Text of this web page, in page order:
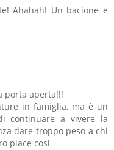
Ahahah! Un bacione e
porta aperta!!!
in famiglia, ma è un
continuare a vivere la
dare troppo peso a chi
piace così